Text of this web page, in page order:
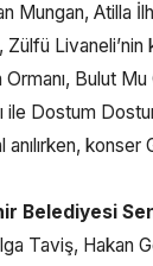
Mungan, Atilla
Zülfü
Ormanı, Bulut
ile Dostum
Belediyesi
Taviş, Hakan